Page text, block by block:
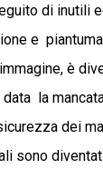
di inutili
e
è
data la
dei
sono